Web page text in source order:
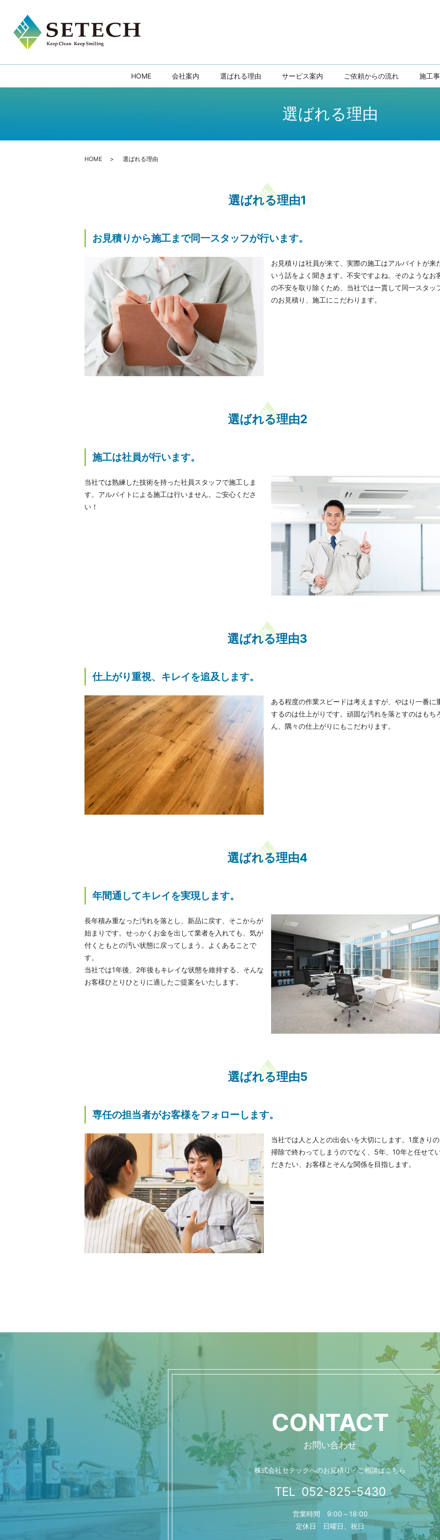
HOME 会社案内 選ばれる理由 サービス案内 ご依頼からの流れ 施工
選ばれる理由
HOME 選ばれる理由
選ばれる理由1
お見積りから施工まで同一スタッフが行います。
お見積りは社員が来て、実際の施工はアルバイトが来
いう話をよく聞きます。不安ですよね。そのようなお
の不安を取り除くため、当社では一貫して同一スタッ
のお見積り、施工にこだわります。
選ばれる理由2
施工は社員が行います。
当社では熟練した技術を持った社員スタッフで施工しま
す。アルバイトによる施工は行いません。ご安心くださ
い！
選ばれる理由3
仕上がり重視、キレイを追及します。
ある程度の作業スピードは考えますが、やはり一番に
するのは仕上がりです。頑固な汚れを落とすのはもち
ん、隅々の仕上がりにもこだわります。
選ばれる理由4
年間通してキレイを実現します。
長年積み重なった汚れを落とし、新品に戻す、そこからが
始まりです。せっかくお金を出して業者を入れても、気が
付くともとの汚い状態に戻ってしまう。よくあることで
す。
当社では1年後、2年後もキレイな状態を維持する、そんな
お客様ひとりひとりに適したご提案をいたします。
選ばれる理由5
専任の担当者がお客様をフォローします。
当社では人と人との出会いを大切にします。1度きり
掃除で終わってしまうのでなく、5年、10年と任せて
だきたい、お客様とそんな関係を目指します。
CONTACT
お問い合わせ
株式会社セテックへのお見積り・ご相談はこちら
TEL 052-825-5430
営業時間 9:00～18:00
定休日 日曜日、祝日